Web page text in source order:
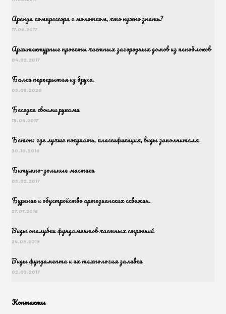
Аренда компрессора с молотком, что нужно знать?
17.06.2017
Архитектурные проекты частных загородных домов из пеноблоков
04.02.2017
Балки перекрытия из бруса.
09.08.2020
Беседка своими руками
15.04.2017
Бетон: где лучше покупать, классификация, виды заполнителя
30.10.2016
Битумно-зольные мастики
09.02.2017
Бурение и обустройство артезианских скважин.
27.07.2016
Виды опалубки фундаментов частных строений
24.09.2019
Виды фундамента и их технология заливки
02.03.2017
Контакты